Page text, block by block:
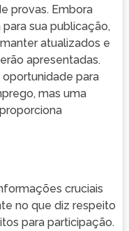
provas. Embora
sua publicação,
atualizados e
apresentadas.
para
mas uma
cruciais
no que diz respeito
para participação.